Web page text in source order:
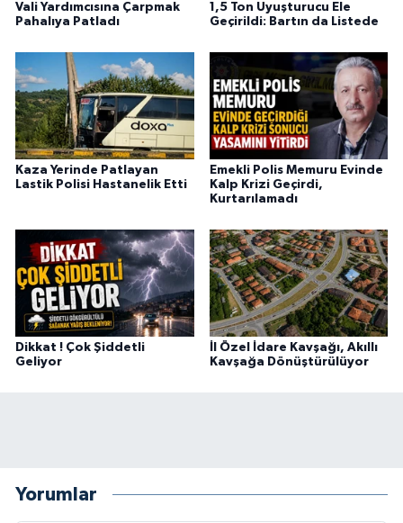
Vali Yardımcısına Çarpmak
Pahalıya Patladı
1,5 Ton Uyuşturucu Ele
Geçirildi: Bartın da Listede
Kaza Yerinde Patlayan
Lastik Polisi Hastanelik Etti
Emekli Polis Memuru Evinde
Kalp Krizi Geçirdi,
Kurtarılamadı
Dikkat ! Çok Şiddetli
Geliyor
İl Özel İdare Kavşağı, Akıllı
Kavşağa Dönüştürülüyor
Yorumlar